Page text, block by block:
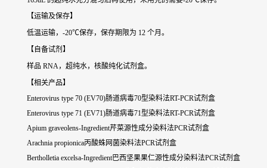
【运输及保存】
低温运输，-20℃保存，保存期限为 12 个月。
【自备试剂】
样品 RNA，超纯水，核酸纯化试剂盒。
【相关产品】
Enterovirus type 70 (EV70)肠道病毒70型染料法RT-PCR试剂盒
Enterovirus type 71 (EV71)肠道病毒71型染料法RT-PCR试剂盒
Apium graveolens-Ingredient芹菜源性成分染料法PCR试剂盒
Arachnia propionica丙酸蛛网菌染料法PCR试剂盒
Bertholletia excelsa-Ingredient巴西坚果果仁源性成分染料法PCR试剂盒